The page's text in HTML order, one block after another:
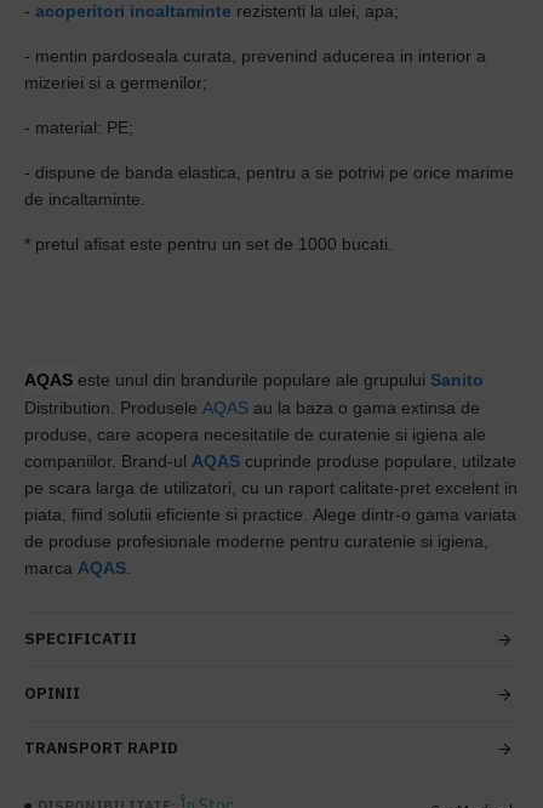
- acoperitori incaltaminte rezistenti la ulei, apa;
- mentin pardoseala curata, prevenind aducerea in interior a
mizeriei si a germenilor;
- material: PE;
- dispune de banda elastica, pentru a se potrivi pe orice marime
de incaltaminte.
* pretul afisat este pentru un set de 1000 bucati.
AQAS este unul din brandurile populare ale grupului Sanito
Distribution. Produsele AQAS au la baza o gama extinsa de
produse, care acopera necesitatile de curatenie si igiena ale
companiilor. Brand-ul AQAS cuprinde produse populare, utilzate
pe scara larga de utilizatori, cu un raport calitate-pret excelent in
piata, fiind solutii eficiente si practice. Alege dintr-o gama variata
de produse profesionale moderne pentru curatenie si igiena,
marca AQAS
SPECIFICATII
OPINII
TRANSPORT RAPID